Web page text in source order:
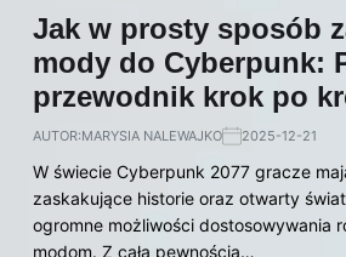
Jak w prosty sposób
mody do Cyberpunk:
przewodnik krok po
AUTOR:MARYSIA NALEWAJKO 2025-12-21
W świecie Cyberpunk 2077 gracze
zaskakujące historie oraz otwarty
ogromne możliwości dostosowywania
modom. Z całą pewnością…